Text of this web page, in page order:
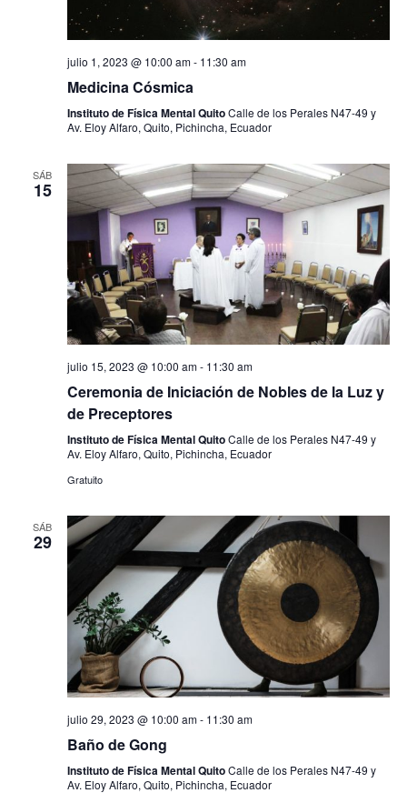
ó
d
b
ú
q
u
e
a
v
s
t
a
s
d
e
e
n
v
s
t
a
s
d
e
E
e
t
julio 1, 2023 @ 10:00 am- 11:30 am
Medicina Cósmica
Instituto de Física Mental QuitoCalle de los Perales N47-49 y
Av. Eloy Alfaro, Quito, Pichincha, Ecuador
SÁB
15
julio 15, 2023 @ 10:00 am- 11:30 am
Ceremonia de Iniciación de Nobles de la Luz y
de Preceptores
Instituto de Física Mental QuitoCalle de los Perales N47-49 y
Av. Eloy Alfaro, Quito, Pichincha, Ecuador
Gratuito
SÁB
29
julio 29, 2023 @ 10:00 am- 11:30 am
Baño de Gong
Instituto de Física Mental QuitoCalle de los Perales N47-49 y
Av. Eloy Alfaro, Quito, Pichincha, Ecuador